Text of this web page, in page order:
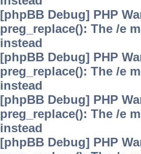
[phpBB Debug] PHP
preg_replace(): The /e
instead
[phpBB Debug] PHP
preg_replace(): The /e
instead
[phpBB Debug] PHP
preg_replace(): The /e
instead
[phpBB Debug] PHP